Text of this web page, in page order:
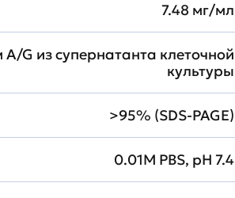
7.48 мг/мл
G из супернатанта клеточной
культуры
>95% (SDS-PAGE)
0.01M PBS, pH 7.4